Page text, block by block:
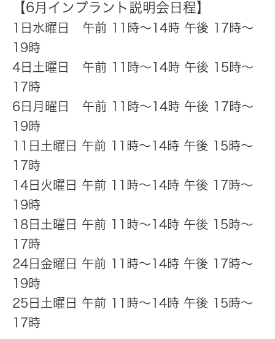
【6月インプラント説明会日程】
1日水曜日 午前 11時～14時 午後 17時～
19時
4日土曜日 午前 11時～14時 午後 15時～
17時
6日月曜日 午前 11時～14時 午後 17時～
19時
11日土曜日 午前 11時～14時 午後 15時～
17時
14日火曜日 午前 11時～14時 午後 17時～
19時
18日土曜日 午前 11時～14時 午後 15時～
17時
24日金曜日 午前 11時～14時 午後 17時～
19時
25日土曜日 午前 11時～14時 午後 15時～
17時